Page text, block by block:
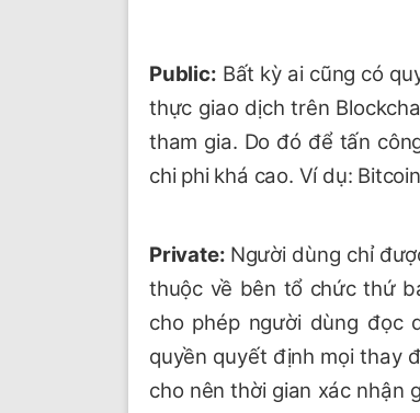
Public: Bất kỳ ai cũng có
thực giao dịch trên
tham gia. Do đó để tấn
chi phi khá cao. Ví dụ:
Private: Người dùng chỉ
thuộc về bên tổ chức thứ
cho phép người dùng đọc
quyền quyết định mọi thay
cho nên thời gian xác nhận